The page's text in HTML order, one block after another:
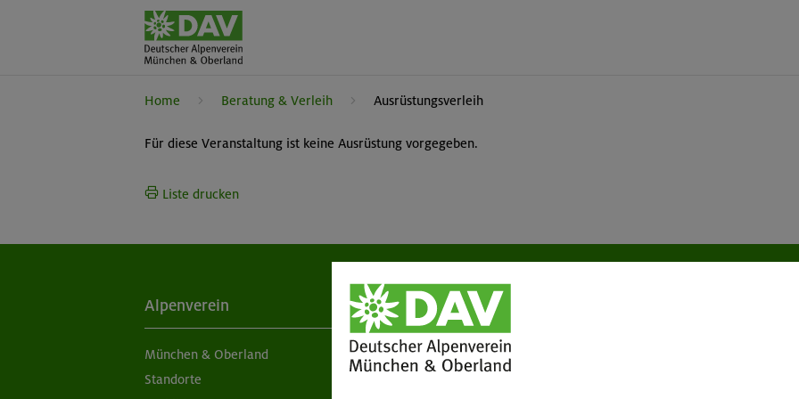
Home Beratung & Verleih Ausrüstungsverleih
Für diese Veranstaltung ist keine Ausrüstung vorgegeben.
Liste drucken
Alpenverein
München & Oberland
Standorte
Aktuelles
Newsletter